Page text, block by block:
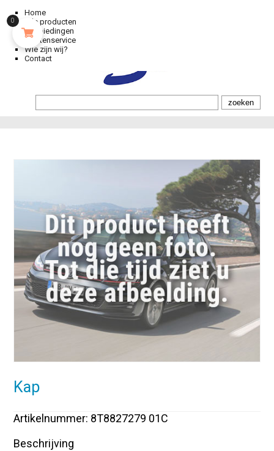
Home
Alle producten
Aanbiedingen
Klantenservice
Wie zijn wij?
Contact
Kap
Artikelnummer: 8T8827279 01C
Beschrijving
0